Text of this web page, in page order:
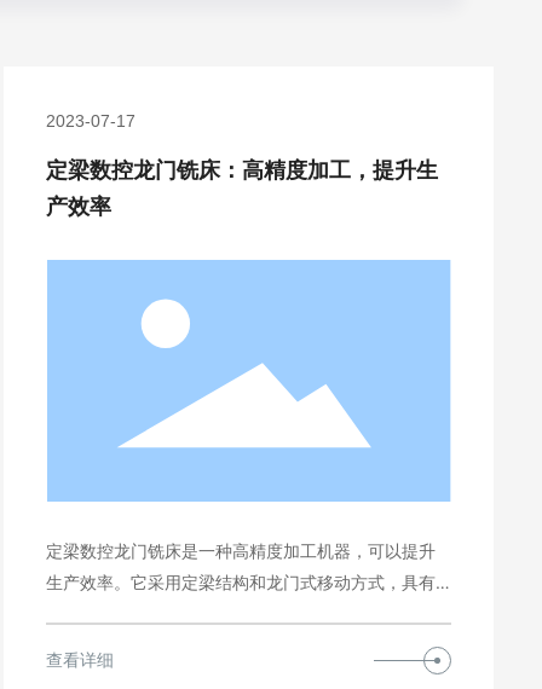
2023-07-17
定梁数控龙门铣床：高精度加工，提升生
产效率
定梁数控龙门铣床是一种高精度加工机器，可以提升
生产效率。它采用定梁结构和龙门式移动方式，具有
件，无论是金属加工还是模具制造，这款机器都能够
胜任。通过使用它，你可以节省大量的加工时间和人
查看详细